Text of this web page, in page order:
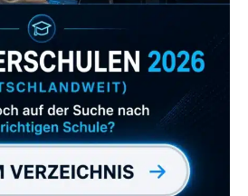
uns auch
gerne
Videos gefallen!